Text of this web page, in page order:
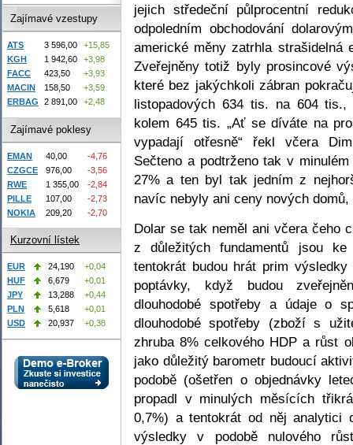
jejich středeční půlprocentní
odpoledním obchodování
americké měny zatrhla strašidelná
Zveřejněny totiž byly prosincové
které bez jakýchkoli zábran
listopadových 634 tis. na 604
kolem 645 tis. „Ať se díváte na
vypadají otřesně“ řekl včera
Sečteno a podtrženo tak v
27% a ten byl tak jedním z
navíc nebyly ani ceny nových
Dolar se tak neměl ani včera čeho
z důležitých fundamentů jsou
tentokrát budou hrát prim
poptávky, když budou
dlouhodobé spotřeby a údaje o
dlouhodobé spotřeby (zboží s
zhruba 8% celkového HDP a růst
jako důležitý barometr budoucí
podobě (ošetřen o objednávky
propadl v minulých měsících
0,7%) a tentokrát od něj analytici
výsledky v podobě nulového
Zajímavé vzestupy
ATS 3 596,00
+15,85
KGH
1 942,60
+3,98
FACC
423,50
+3,93
MACIN
158,50
+3,59
ERBAG
2 891,00 +2,48
Zajímavé poklesy
EMAN 40,00
-4,76
CZGCE
976,00
-3,56
RWE
1 355,00
-2,84
PILLE
107,00
-2,73
NOKIA
209,20 -2,70
Kurzovní lístek
EUR 24,190
+0,04
HUF
6,679
+0,01
JPY
13,288
+0,44
PLN
5,618
+0,01
USD
20,937 +0,38